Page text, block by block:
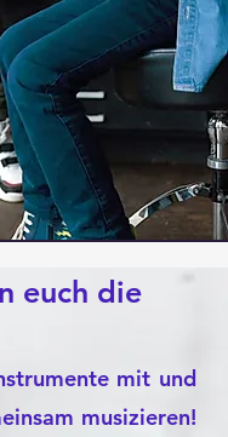
euch die
mit und
musizieren!